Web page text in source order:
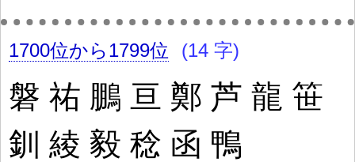
1700位から1799位 (14 字)
磐 祐 鵬 亘 鄭 芦 龍 笹
釧 綾 毅 稔 函 鴨